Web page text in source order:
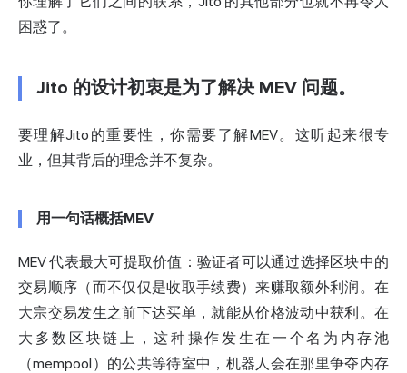
困惑了。
Jito 的设计初衷是为了解决 MEV 问题。
要理解Jito的重要性，你需要了解MEV。这听起来很专
业，但其背后的理念并不复杂。
用一句话概括MEV
MEV 代表最大可提取价值：验证者可以通过选择区块中的
交易顺序（而不仅仅是收取手续费）来赚取额外利润。在
大宗交易发生之前下达买单，就能从价格波动中获利。在
大多数区块链上，这种操作发生在一个名为内存池
（mempool）的公共等待室中，机器人会在那里争夺内存